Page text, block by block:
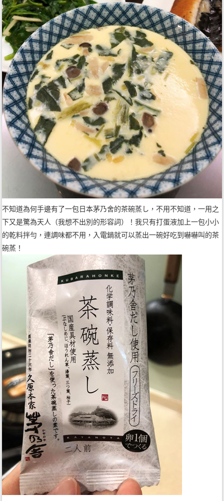
不知道為何手邊有了一包日本茅乃舍的茶碗蒸し，不用不知道，一用之
下又是驚為天人（我想不出別的形容詞）！我只有打蛋液加上一包小小
的乾料拌勻，連調味都不用，入電鍋就可以蒸出一碗好吃到嚇嚇叫的茶
碗蒸！